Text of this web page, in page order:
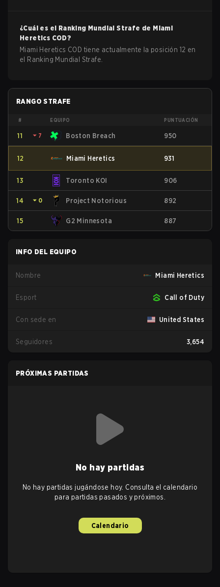
¿Cuál es el Ranking Mundial Strafe de Miami
Heretics COD?
Miami Heretics COD tiene actualmente la posición 12 en
el Ranking Mundial Strafe.
RANGO STRAFE
# EQUIPO PUNTUACIÓN
11 ⏷ 7 Boston Breach 950
12 Miami Heretics 931
13 Toronto KOI 906
14 ⏷ 0 Project Notorious 892
15 G2 Minnesota 887
INFO DEL EQUIPO
Nombre Miami Heretics
Esport Call of Duty
Con sede en United States
Seguidores 3,654
PRÓXIMAS PARTIDAS
No hay partidas
No hay partidas jugándose hoy. Consulta el calendario
para partidas pasados y próximos.
Calendario